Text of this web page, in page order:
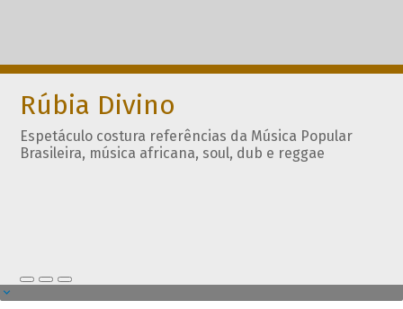
Rúbia Divino
Espetáculo costura referências da Música Popular
Brasileira, música africana, soul, dub e reggae